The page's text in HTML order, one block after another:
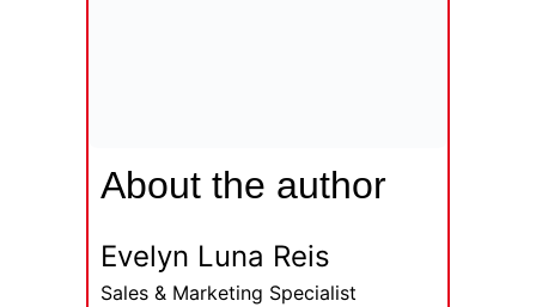
About the author
Evelyn Luna Reis
Sales & Marketing Specialist